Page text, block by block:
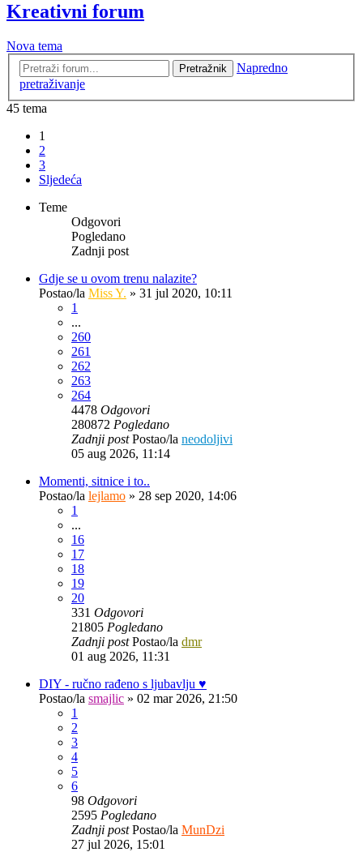
Kreativni forum
Nova tema
Pretražnik
Napredno
pretraživanje
45 tema
1
2
3
Sljedeća
Teme
Odgovori
Pogledano
Zadnji post
Gdje se u ovom trenu nalazite?
Postao/la Miss Y. » 31 jul 2020, 10:11
1
...
260
261
262
263
264
4478 Odgovori
280872 Pogledano
Zadnji postPostao/la neodoljivi
05 aug 2026, 11:14
Momenti, sitnice i to..
Postao/la lejlamo » 28 sep 2020, 14:06
1
...
16
17
18
19
20
331 Odgovori
21805 Pogledano
Zadnji postPostao/la dmr
01 aug 2026, 11:31
DIY - ručno rađeno s ljubavlju ♥️
Postao/la smajlic » 02 mar 2026, 21:50
1
2
3
4
5
6
98 Odgovori
2595 Pogledano
Zadnji postPostao/la MunDzi
27 jul 2026, 15:01